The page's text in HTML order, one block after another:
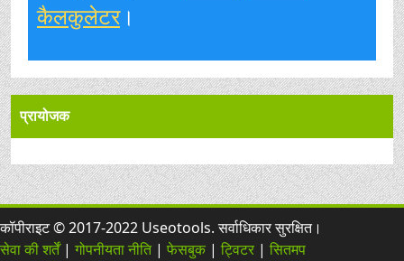
कैलकुलेटर।
प्रायोजक
कॉपीराइट © 2017-2022 Useotools. सर्वाधिकार सुरक्षित।
सेवा की शर्तें| गोपनीयता नीति| फेसबुक | ट्विटर | सितमप